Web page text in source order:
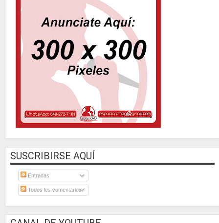
SUSCRIBIRSE AQUÍ
Entradas
Todos los comentarios